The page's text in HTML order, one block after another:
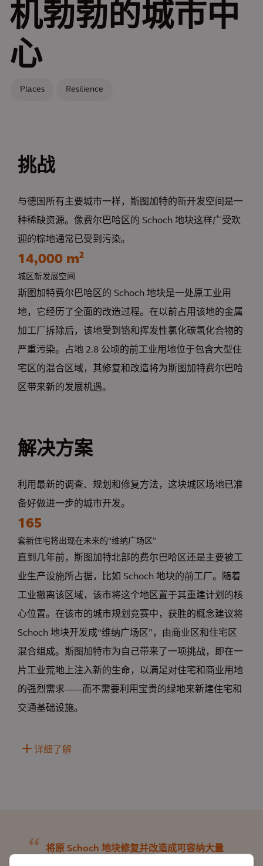
机勃勃的城市中
心
Places Resilience
挑战
与德国所有主要城市一样，斯图加特的新开发空间是一
种稀缺资源。像费尔巴哈区的 Schoch 地块这样广受欢
迎的棕地通常已受到污染。
14,000 m²
城区新发展空间
斯图加特费尔巴哈区的 Schoch 地块是一处原工业用
地，它经历了全面的改造过程。在以前占用该地的金属
加工厂拆除后，该地受到铬和挥发性氯化碳氢化合物的
严重污染。占地 2.8 公顷的前工业用地位于包含大型住
宅区的混合区域，其修复和改造将为斯图加特费尔巴哈
区带来新的发展机遇。
解决方案
利用最新的调查、规划和修复方法，这块城区场地已准
备好做进一步的城市开发。
165
套新住宅将出现在未来的“维纳广场区”
直到几年前，斯图加特北部的费尔巴哈区还是主要被工
业生产设施所占据，比如 Schoch 地块的前工厂。随着
工业撤离该区域，该市将这个地区置于其重建计划的核
心位置。在该市的城市规划竞赛中，获胜的概念建议将
Schoch 地块开发成“维纳广场区”，由商业区和住宅区
混合组成。斯图加特市为自己带来了一项挑战，即在一
片工业荒地上注入新的生命，以满足对住宅和商业用地
的强烈需求——而不需要利用宝贵的绿地来新建住宅和
交通基础设施。
详细了解
将原 Schoch 地块修复并改造成可容纳大量